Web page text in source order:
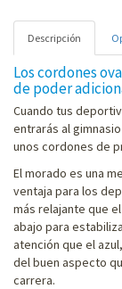
Descripción
Los cordones
de poder
Cuando tus
entrarás al
unos cordones de
El morado es una
ventaja para los
más relajante que
abajo para
atención que el
del buen aspecto
carrera.